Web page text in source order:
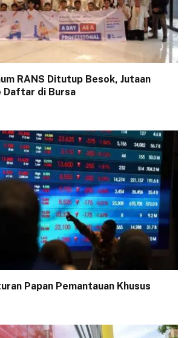
RANS Ditutup Besok, Jutaan
Daftar di Bursa
Papan Pemantauan Khusus